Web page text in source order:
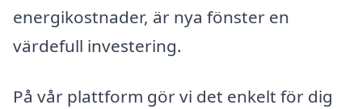
energikostnader, är nya fönster en
värdefull investering.
På vår plattform gör vi det enkelt för dig